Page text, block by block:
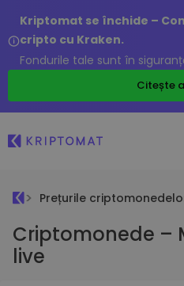
Kriptomat se închide –
cripto cu Kraken.
Fondurile tale sunt în
Citește
Prețurile
Criptomonede –
live